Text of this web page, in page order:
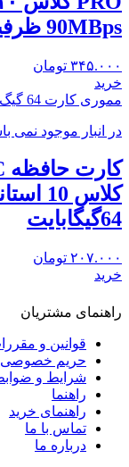
90MBps ظرفیت 64 گیگابایت
۳۴۵.۰۰۰ تومان
خرید
مموری کارت 64 گیگ
در انبار موجود نمی
64گیگابایت
۲۰۷.۰۰۰ تومان
خرید
راهنمای مشتریان
قوانین و
حریم خصوصی
شرایط و
راهنما
راهنمای خرید
تماس با ما
درباره ما